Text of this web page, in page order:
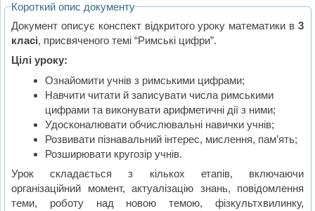
Короткий опис документу
Документ описує конспект відкритого уроку математики в3
класі, присвяченого темі “Римські цифри”.
Цілі уроку:
Ознайомити учнів з римськими цифрами;
Навчити читати й записувати числа римськими
цифрами та виконувати арифметичні дії з ними;
Удосконалювати обчислювальні навички учнів;
Розвивати пізнавальний інтерес, мислення, пам’ять;
Розширювати кругозір учнів.
Урок складається з кількох етапів, включаючи
організаційний момент, актуалізацію знань, повідомлення
теми, роботу над новою темою, фізкультхвилинку,